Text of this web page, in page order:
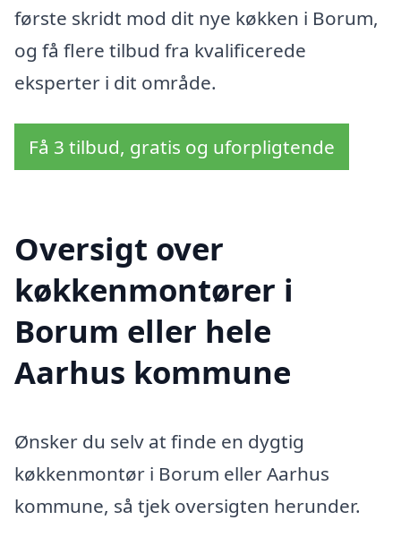
første skridt mod dit nye køkken i Borum,
og få flere tilbud fra kvalificerede
eksperter i dit område.
Få 3 tilbud, gratis og uforpligtende
Oversigt over
køkkenmontører i
Borum eller hele
Aarhus kommune
Ønsker du selv at finde en dygtig
køkkenmontør i Borum eller Aarhus
kommune, så tjek oversigten herunder.